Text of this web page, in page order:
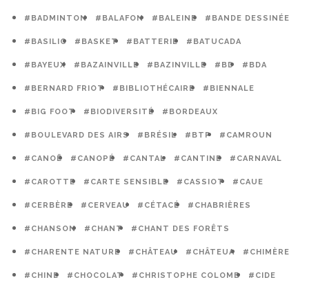
#BADMINTON #BALAFON #BALEINE #BANDE DESSINÉE
#BASILIC #BASKET #BATTERIE #BATUCADA
#BAYEUX #BAZAINVILLE #BAZINVILLE #BD #BDA
#BERNARD FRIOT #BIBLIOTHÉCAIRE #BIENNALE
#BIG FOOT #BIODIVERSITÉ #BORDEAUX
#BOULEVARD DES AIRS #BRÉSIL #BTP #CAMROUN
#CANOË #CANOPÉ #CANTAL #CANTINE #CARNAVAL
#CAROTTE #CARTE SENSIBLE #CASSIOT #CAUE
#CERBÈRE #CERVEAU #CÉTACÉ #CHABRIÈRES
#CHANSON #CHANT #CHANT DES FORÊTS
#CHARENTE NATURE #CHÂTEAU #CHÂTEUA #CHIMÈRE
#CHINE #CHOCOLAT #CHRISTOPHE COLOMB #CIDE